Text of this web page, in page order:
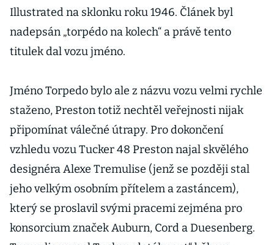
Illustrated na sklonku roku 1946. Článek byl
nadepsán „torpédo na kolech“ a právě tento
titulek dal vozu jméno.
Jméno Torpedo bylo ale z názvu vozu velmi rychle
staženo, Preston totiž nechtěl veřejnosti nijak
připomínat válečné útrapy. Pro dokončení
vzhledu vozu Tucker 48 Preston najal skvělého
designéra Alexe Tremulise (jenž se později stal
jeho velkým osobním přítelem a zastáncem),
který se proslavil svými pracemi zejména pro
konsorcium značek Auburn, Cord a Duesenberg.